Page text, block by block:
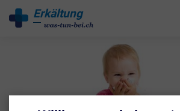
Erkältungbehandeln